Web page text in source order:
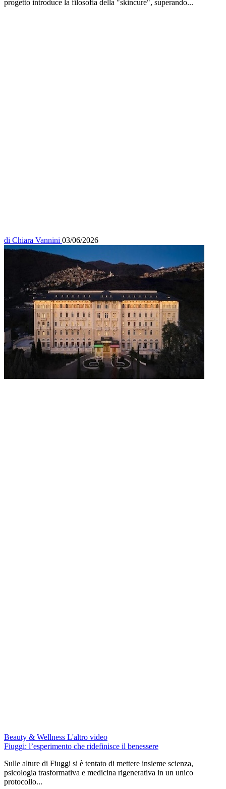
progetto introduce la filosofia della "skincure", superando...
di Chiara Vannini 03/06/2026
Beauty & Wellness L'altro video
Fiuggi: l’esperimento che ridefinisce il benessere
Sulle alture di Fiuggi si è tentato di mettere insieme scienza,
psicologia trasformativa e medicina rigenerativa in un unico
protocollo...